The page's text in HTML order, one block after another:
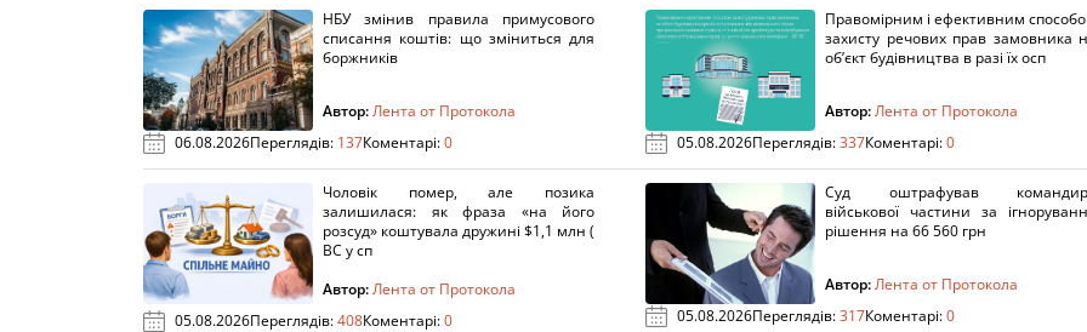
НБУ змінив правила примусового
списання коштів: що зміниться для
боржників
Автор:Лента от Протокола
06.08.2026Переглядів: 137Коментарі:0
Правомірним і ефективним
захисту речових прав замовника
об’єкт будівництва в разі їх осп
Автор:Лента от Протокола
05.08.2026Переглядів:337Коментарі:0
Чоловік помер, але позика
залишилася: як фраза «на його
розсуд» коштувала дружині $1,1 млн (
ВС у сп
Автор:Лента от Протокола
05.08.2026Переглядів:408Коментарі:0
Суд оштрафував
військової частини за
рішення на 66 560 грн
Автор:Лента от Протокола
05.08.2026Переглядів:317Коментарі:0